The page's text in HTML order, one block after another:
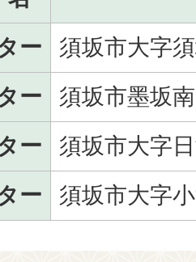
ー
須坂市大字
ー
須坂市墨坂
ー
須坂市大字
ー
須坂市大字